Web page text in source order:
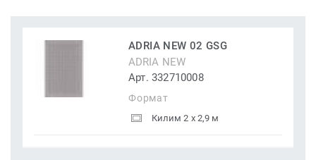
ADRIA NEW 02 GSG
ADRIA NEW
Арт. 332710008
Формат
Килим 2 x 2,9 м